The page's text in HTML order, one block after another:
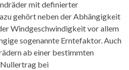
mit definierter
gehört neben der Abhängigkeit
Windgeschwindigkeit vor allem
sogenannte Erntefaktor. Auch
ab einer bestimmten
bei